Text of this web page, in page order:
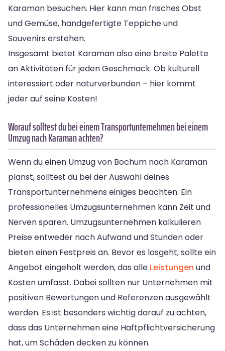
Karaman besuchen. Hier kann man frisches Obst
und Gemüse, handgefertigte Teppiche und
Souvenirs erstehen.
Insgesamt bietet Karaman also eine breite Palette
an Aktivitäten für jeden Geschmack. Ob kulturell
interessiert oder naturverbunden – hier kommt
jeder auf seine Kosten!
Worauf solltest du bei einem Transportunternehmen bei einem
Umzug nach Karaman achten?
Wenn du einen Umzug von Bochum nach Karaman
planst, solltest du bei der Auswahl deines
Transportunternehmens einiges beachten. Ein
professionelles Umzugsunternehmen kann Zeit und
Nerven sparen. Umzugsunternehmen kalkulieren
Preise entweder nach Aufwand und Stunden oder
bieten einen Festpreis an. Bevor es losgeht, sollte ein
Angebot eingeholt werden, das alle Leistungen und
Kosten umfasst. Dabei sollten nur Unternehmen mit
positiven Bewertungen und Referenzen ausgewählt
werden. Es ist besonders wichtig darauf zu achten,
dass das Unternehmen eine Haftpflichtversicherung
hat, um Schäden decken zu können.